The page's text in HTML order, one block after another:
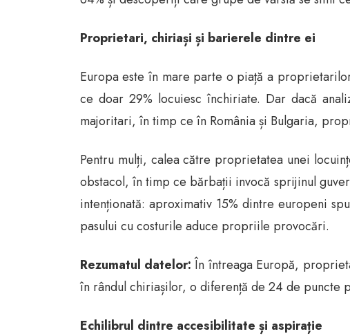
Proprietari, chiriași și barierele dintre ei
Europa este în mare parte o piață a
ce doar 29% locuiesc închiriate. Dar dacă
majoritari, în timp ce în România și Bulgaria,
Pentru mulți, calea către proprietatea unei
obstacol, în timp ce bărbații invocă sprijinul
intenționată: aproximativ 15% dintre europeni
pasului cu costurile aduce propriile provocări.
Rezumatul datelor: În întreaga Europă,
în rândul chiriașilor, o diferență de 24 de puncte
Echilibrul dintre accesibilitate și aspirație